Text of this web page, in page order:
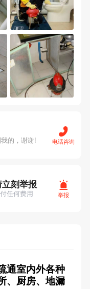
的，谢谢! 电话咨询
刻举报
任何费用 举报
通室内外各种
、厨房、地漏